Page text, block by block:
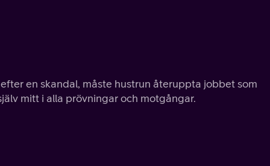
en skandal, måste hustrun återuppta jobbet som
mitt i alla prövningar och motgångar.